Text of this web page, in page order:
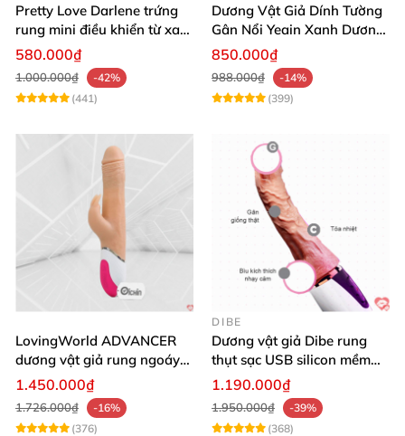
Pretty Love Darlene trứng
rung mini điều khiển từ xa
12 chế độ rung mạnh
580.000₫
1.000.000₫
-42%
(441)
Dương Vật Giả Dính Tường
Gân Nổi Yeain Xanh Dương
8.2 Siêu Thật
850.000₫
988.000₫
-14%
(399)
LovingWorld ADVANCER
dương vật giả rung ngoáy
thụt 7 chế độ
1.450.000₫
1.726.000₫
-16%
(376)
DIBE
Dương vật giả Dibe rung
thụt sạc USB silicon mềm
mại thật
1.190.000₫
1.950.000₫
-39%
(368)